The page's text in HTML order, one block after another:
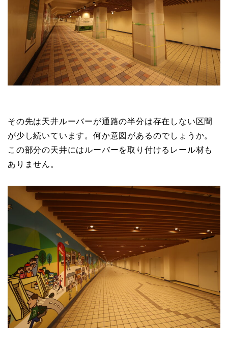
その先は天井ルーバーが通路の半分は存在しない区間
が少し続いています。何か意図があるのでしょうか。
この部分の天井にはルーバーを取り付けるレール材も
ありません。